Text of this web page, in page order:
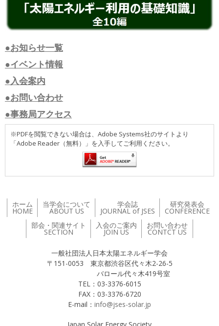
●お知らせ一覧
●イベント情報
●入会案内
●お問い合わせ
●事務局アクセス
※PDFを閲覧できない場合は、Adobe Systems社のサイトより
「Adobe Reader（無料）」を入手してご利用ください。
ホーム
HOME
当学会について
ABOUT US
学会誌
JOURNAL of JSES
研究発表会
CONFERENCE
部会・関連サイト
SECTION
入会のご案内
JOIN US
お問い合わせ
CONTCT US
一般社団法人日本太陽エネルギー学会
〒151-0053 東京都渋谷区代々木2-26-5
バロール代々木419号室
TEL：03-3376-6015
FAX：03-3376-6720
E-mail： info@jses-solar.jp